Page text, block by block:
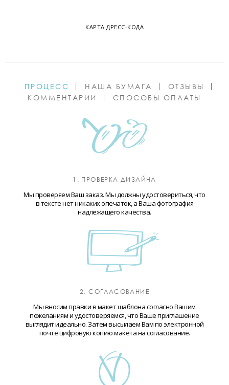
КАРТА ДРЕСС-КОДА
ПРОЦЕСС НАША БУМАГА
ОТЗЫВЫ
КОММЕНТАРИИ
СПОСОБЫ ОПЛАТЫ
1. ПРОВЕРКА ДИЗАЙНА
Мы проверяем Ваш заказ. Мы должны удостовериться, что
в тексте нет никаких опечаток, а Ваша фотография
надлежащего качества.
2. СОГЛАСОВАНИЕ
Мы вносим правки в макет шаблона согласно Вашим
пожеланиям и удостоверяемся, что Ваше приглашение
выглядит идеально. Затем высылаем Вам по электронной
почте цифровую копию макета на согласование.